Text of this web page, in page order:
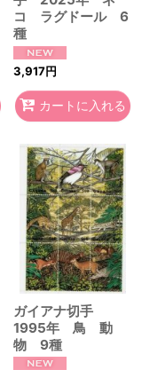
コ ラグドール 6
種
3,917円
カートに入れる
ガイアナ切手
1995年 鳥 動
物 9種